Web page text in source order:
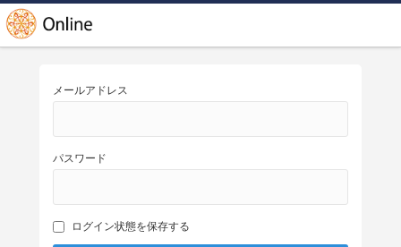
メールアドレス
パスワード
ログイン状態を保存する